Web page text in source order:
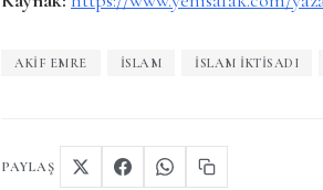
AKIF EMRE İSLAM ISLAM IKTISADI
PAYLAŞ